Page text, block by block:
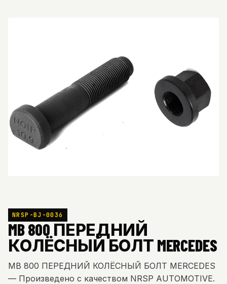
NRSP-BJ-0036
MB 800 ПЕРЕДНИЙ
КОЛЁСНЫЙ БОЛТ MERCEDES
MB 800 ПЕРЕДНИЙ КОЛЁСНЫЙ БОЛТ MERCEDES
— Произведено с качеством NRSP AUTOMOTIVE.